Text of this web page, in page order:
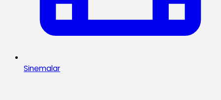
Sinemalar